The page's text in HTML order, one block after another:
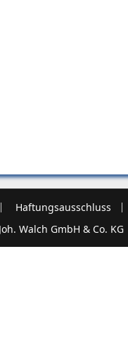
Haftungsausschluss
Walch GmbH & Co. KG